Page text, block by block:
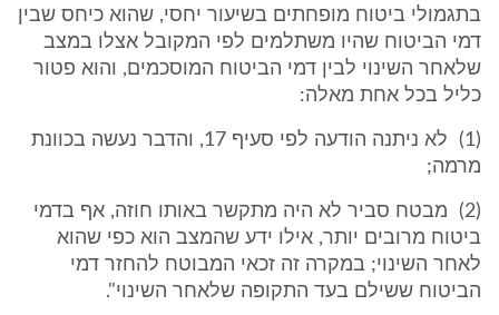
בתגמולי ביטוח מופחתים בשיעור יחסי, שהוא כיחס שבין
דמי הביטוח שהיו משתלמים לפי המקובל אצלו במצב
שלאחר השינוי לבין דמי הביטוח המוסכמים, והוא פטור
כליל בכל אחת מאלה:
(1) לא ניתנה הודעה לפי סעיף 17, והדבר נעשה בכוונת
מרמה;
(2) מבטח סביר לא היה מתקשר באותו חוזה, אף בדמי
ביטוח מרובים יותר, אילו ידע שהמצב הוא כפי שהוא
לאחר השינוי; במקרה זה זכאי המבוטח להחזר דמי
הביטוח ששילם בעד התקופה שלאחר השינוי".